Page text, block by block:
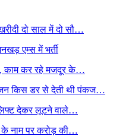
दो साल में दो सौ…
एम्स में भर्ती
काम कर रहे मजदूर के…
किस डर से देती थी पंकज…
लिफ्ट देकर लूटने वाले…
के नाम पर करोड़ की…